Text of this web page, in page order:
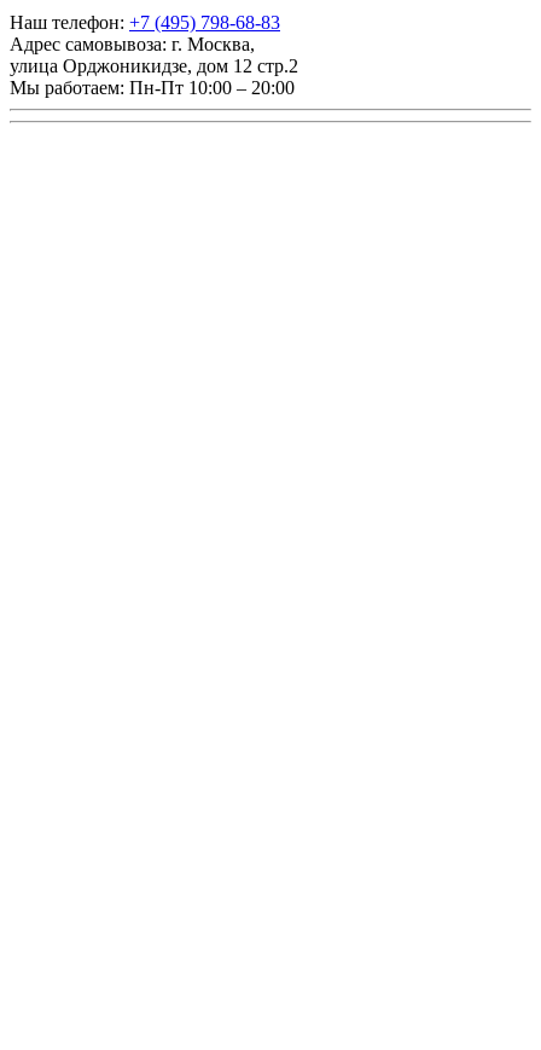
Наш телефон: +7 (495) 798-68-83
Адрес самовывоза: г. Москва,
улица Орджоникидзе, дом 12 стр.2
Мы работаем: Пн-Пт 10:00 – 20:00